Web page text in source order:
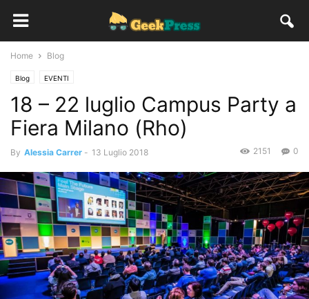
Home Blog
Blog EVENTI
18 – 22 luglio Campus Party a
Fiera Milano (Rho)
By Alessia Carrer - 13 Luglio 2018 0
2151